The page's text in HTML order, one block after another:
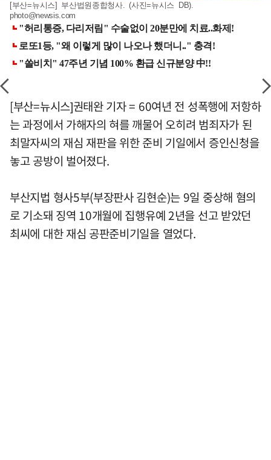
[부산=뉴시스] 부산법원종합청사. (사진=뉴시스 DB).
photo@newsis.com
[부산=뉴시스]권태완 기자 = 60여년 전 성폭행에 저항하
는 과정에서 가해자의 혀를 깨물어 오히려 범죄자가 된
최말자씨의 재심 재판을 위한 준비 기일에서 증인신청을
놓고 공방이 벌어졌다.
부산지법 형사5부(부장판사 김현순)는 9일 중상해 혐의
로 기소돼 징역 10개월에 집행유예 2년을 선고 받았던
최씨에 대한 재심 공판준비기일을 열었다.